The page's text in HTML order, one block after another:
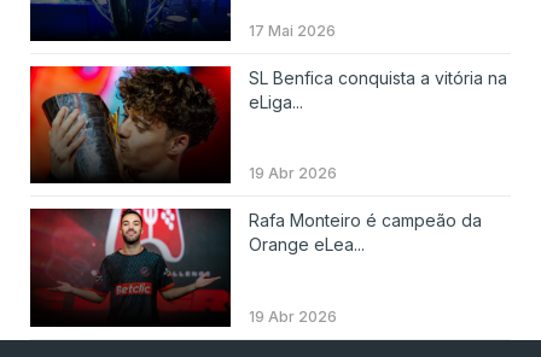
17 Mai 2026
SL Benfica conquista a vitória na
eLiga...
19 Abr 2026
Rafa Monteiro é campeão da
Orange eLea...
19 Abr 2026